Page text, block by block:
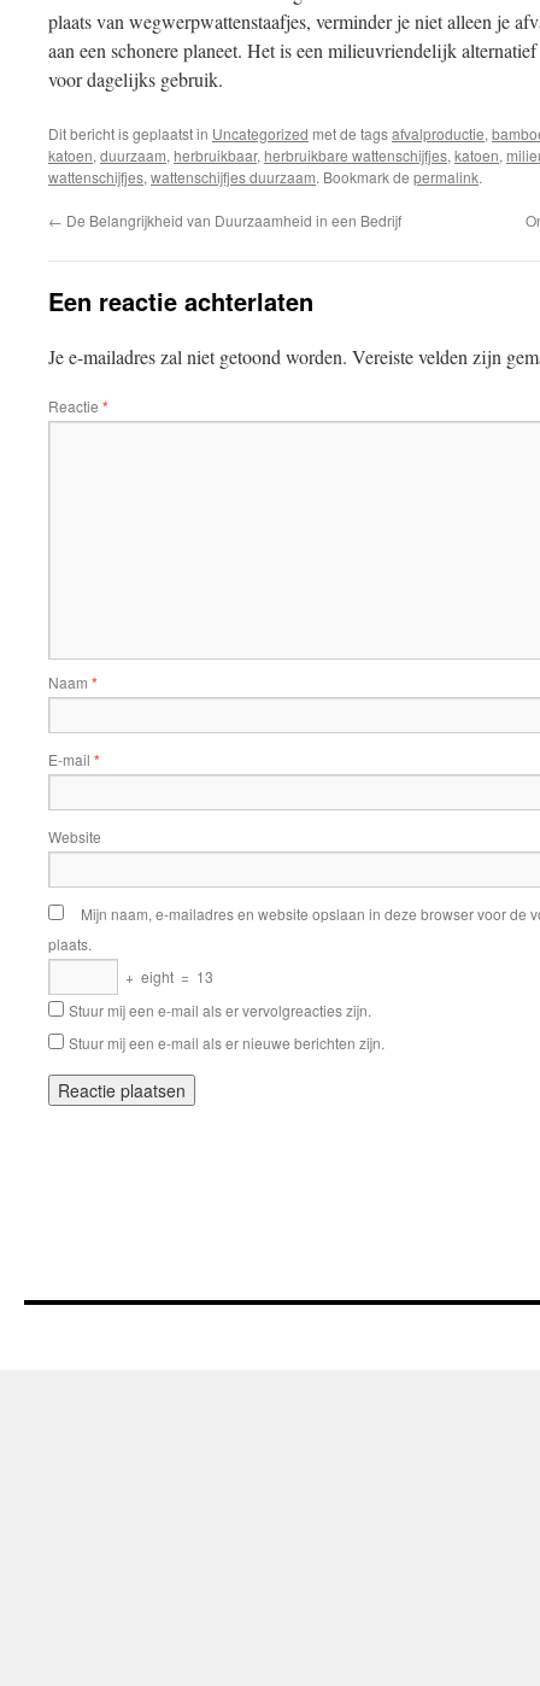
plaats van wegwerpwattenstaafjes, verminder je niet alleen je
aan een schonere planeet. Het is een milieuvriendelijk
voor dagelijks gebruik.
Dit bericht is geplaatst in Uncategorized met de tagsafvalproductie,
katoen, duurzaam, herbruikbaar, herbruikbare wattenschijfjes, katoen,
wattenschijfjes, wattenschijfjes duurzaam. Bookmark de permalink.
← De Belangrijkheid van Duurzaamheid in een Bedrijf
Een reactie achterlaten
Je e-mailadres zal niet getoond worden. Vereiste velden zijn
Reactie *
Naam *
E-mail *
Website
Mijn naam, e-mailadres en website opslaan in deze browser voor de
plaats.
+ eight = 13
Stuur mij een e-mail als er vervolgreacties zijn.
Stuur mij een e-mail als er nieuwe berichten zijn.